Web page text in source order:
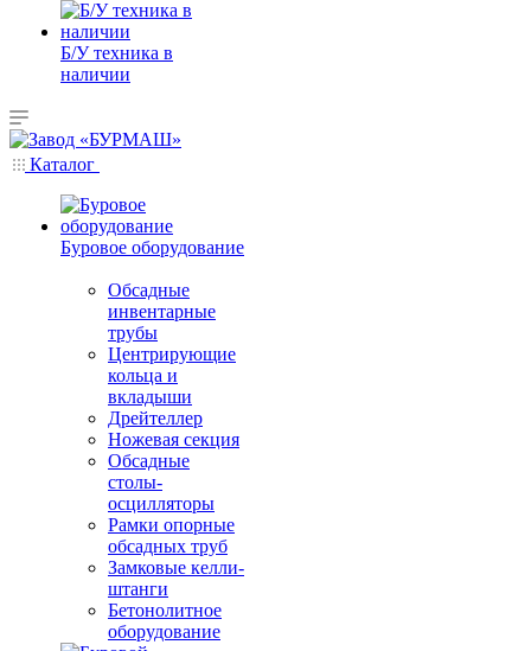
Б/У техника в
наличии
Каталог
Буровое оборудование
Обсадные
инвентарные
трубы
Центрирующие
кольца и
вкладыши
Дрейтеллер
Ножевая секция
Обсадные
столы-
осцилляторы
Рамки опорные
обсадных труб
Замковые келли-
штанги
Бетонолитное
оборудование